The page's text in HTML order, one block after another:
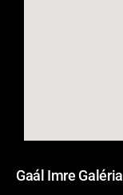
Gaál Imre Galéria